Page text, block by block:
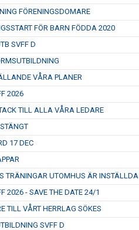
FÖRENINGSDOMARE
FÖR BARN FÖDDA 2020
SVFF D
VÅRA PLANER
2026
TILL ALLA VÅRA LEDARE
17 DEC
TRÄNINGAR UTOMHUS ÄR INSTÄLLDA
2026 - SAVE THE DATE 24/1
TILL VÅRT HERRLAG SÖKES
SVFF D